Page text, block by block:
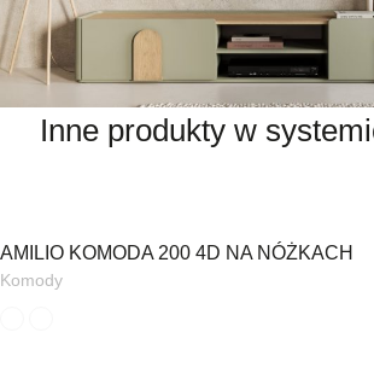
Inne produkty w
AMILIO KOMODA 200 4D NA NÓŻKACH
Komody